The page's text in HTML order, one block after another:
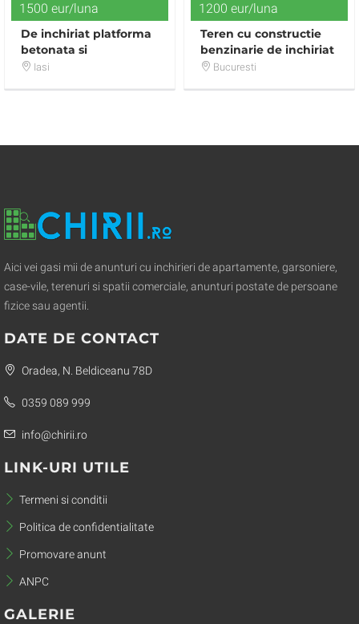
1500 eur/luna
De inchiriat platforma
betonata si
constructie, zona
Iasi
1200 eur/luna
Teren cu constructie
benzinarie de inchiriat
Bld Iuliu Maniu Pacii
Bucuresti
Aici vei gasi mii de anunturi cu inchirieri de apartamente, garsoniere,
case-vile, terenuri si spatii comerciale, anunturi postate de persoane
fizice sau agentii.
DATE DE CONTACT
Oradea, N. Beldiceanu 78D
0359 089 999
info@chirii.ro
LINK-URI UTILE
Termeni si conditii
Politica de confidentialitate
Promovare anunt
ANPC
GALERIE